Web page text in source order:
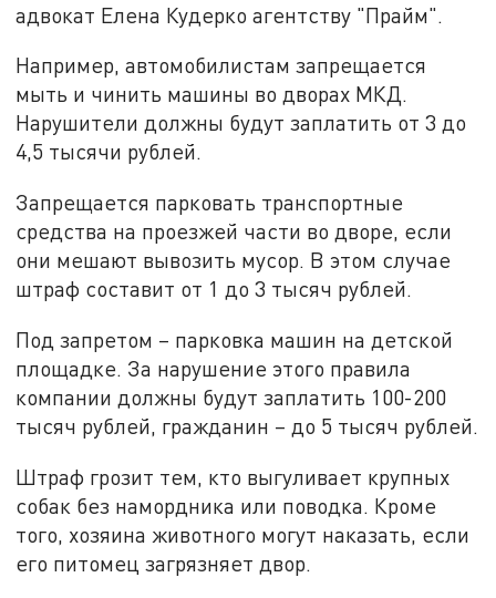
адвокат Елена Кудерко агентству "Прайм".
Например, автомобилистам запрещается
мыть и чинить машины во дворах МКД.
Нарушители должны будут заплатить от 3 до
4,5 тысячи рублей.
Запрещается парковать транспортные
средства на проезжей части во дворе, если
они мешают вывозить мусор. В этом случае
штраф составит от 1 до 3 тысяч рублей.
Под запретом – парковка машин на детской
площадке. За нарушение этого правила
компании должны будут заплатить 100-200
тысяч рублей, гражданин – до 5 тысяч рублей.
Штраф грозит тем, кто выгуливает крупных
собак без намордника или поводка. Кроме
того, хозяина животного могут наказать, если
его питомец загрязняет двор.